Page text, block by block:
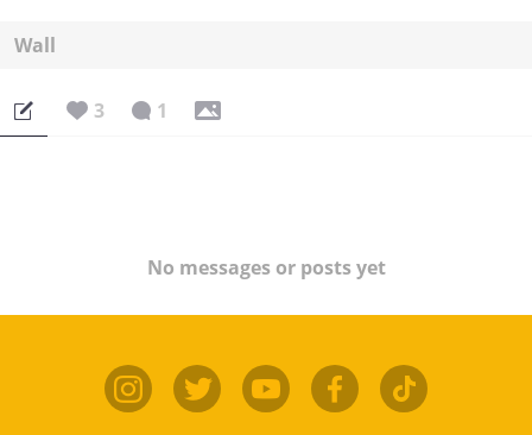
Wall
3 1
No messages or posts yet